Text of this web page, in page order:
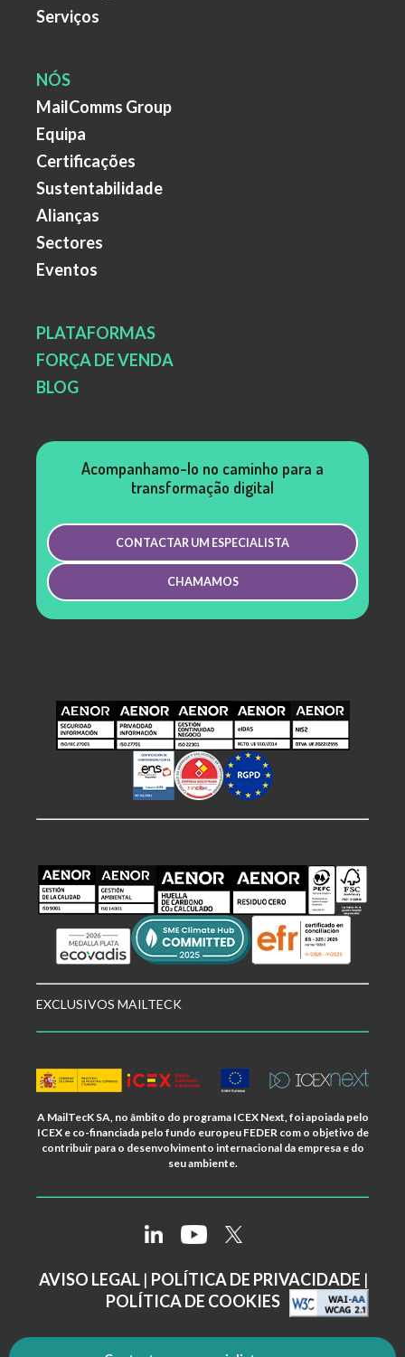
Serviços
NÓS
MailComms Group
Equipa
Certificações
Sustentabilidade
Alianças
Sectores
Eventos
PLATAFORMAS
FORÇA DE VENDA
BLOG
Acompanhamo-lo no caminho para a
transformação digital
CONTACTAR UM ESPECIALISTA
CHAMAMOS
EXCLUSIVOS MAILTECK
A MailTecK SA, no âmbito do programa ICEX Next, foi apoiada pelo
ICEX e co-financiada pelo fundo europeu FEDER com o objetivo de
contribuir para o desenvolvimento internacional da empresa e do
seu ambiente.
AVISO LEGAL | POLÍTICA DE PRIVACIDADE |
POLÍTICA DE COOKIES